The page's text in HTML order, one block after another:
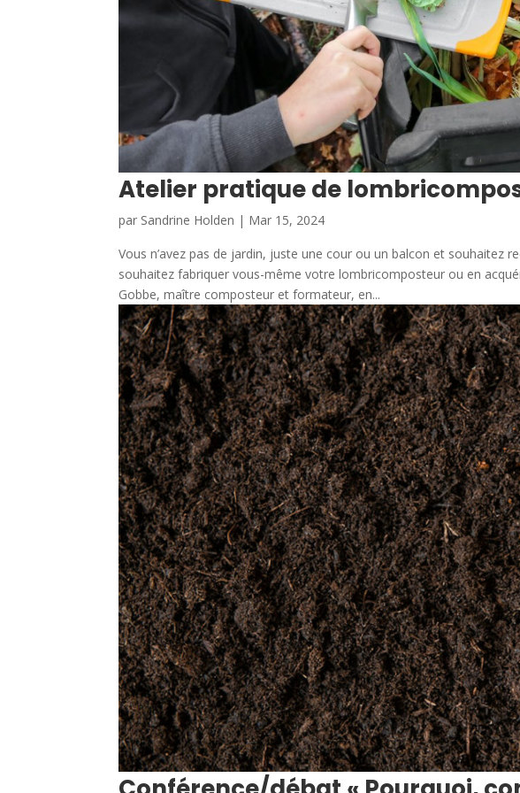
Atelier pratique de
par Sandrine Holden | Mar 15, 2024
Vous n’avez pas de jardin, juste une cour ou un balcon et souhaitez
souhaitez fabriquer vous-même votre lombricomposteur ou en
Gobbe, maître composteur et formateur, en...